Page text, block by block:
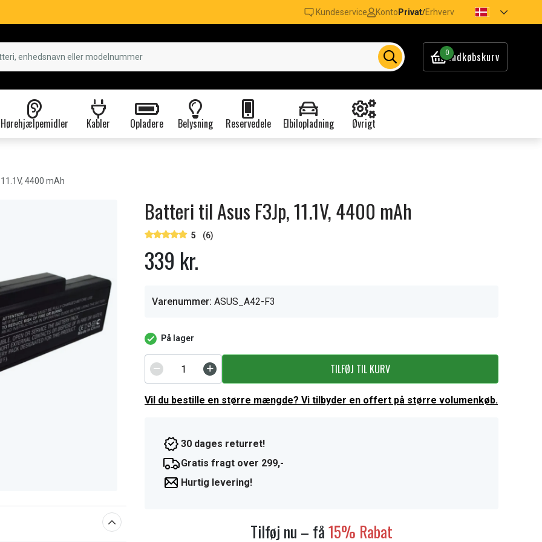
Kundeservice Konto Privat/Erhverv
0Indkøbskurv
Hørehjælpemidler Kabler Opladere Belysning Reservedele Elbilopladning Øvrigt
4400 mAh
Batteri til Asus F3Jp, 11.1V, 4400 mAh
5 (6)
339 kr.
Varenummer: ASUS_A42-F3
På lager
TILFØJ TIL KURV
Vil du bestille en større mængde? Vi tilbyder en offert på større volumenkøb.
30 dages returret!
Gratis fragt over 299,-
Hurtig levering!
Tilføj nu – få15% Rabat